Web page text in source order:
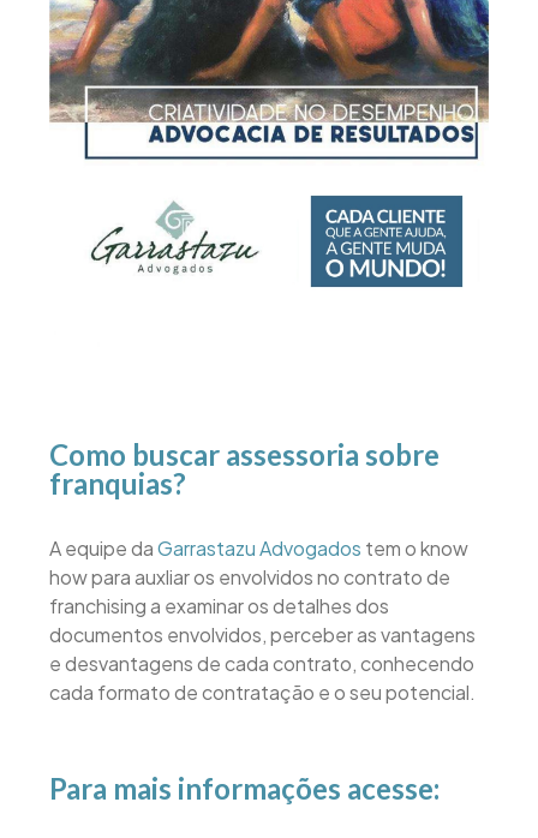
Como buscar assessoria sobre
franquias?
A equipe daGarrastazu Advogados tem o know
how para auxliar os envolvidos no contrato de
franchising a examinar os detalhes dos
documentos envolvidos, perceber as vantagens
e desvantagens de cada contrato, conhecendo
cada formato de contratação e o seu potencial.
Para mais informações acesse: